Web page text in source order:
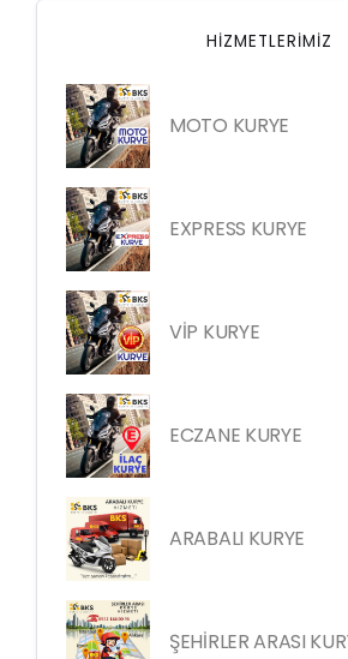
HIZMETLERIMIZ
MOTO KURYE
EXPRESS KURYE
VİP KURYE
ECZANE KURYE
ARABALI KURYE
ŞEHİRLER ARASI